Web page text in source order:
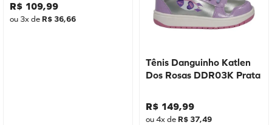
R$ 109,99
ou 3x de R$ 36,66
Tênis Danguinho Katlen
Dos Rosas DDR03K Prata
R$ 149,99
ou4x de R$ 37,49